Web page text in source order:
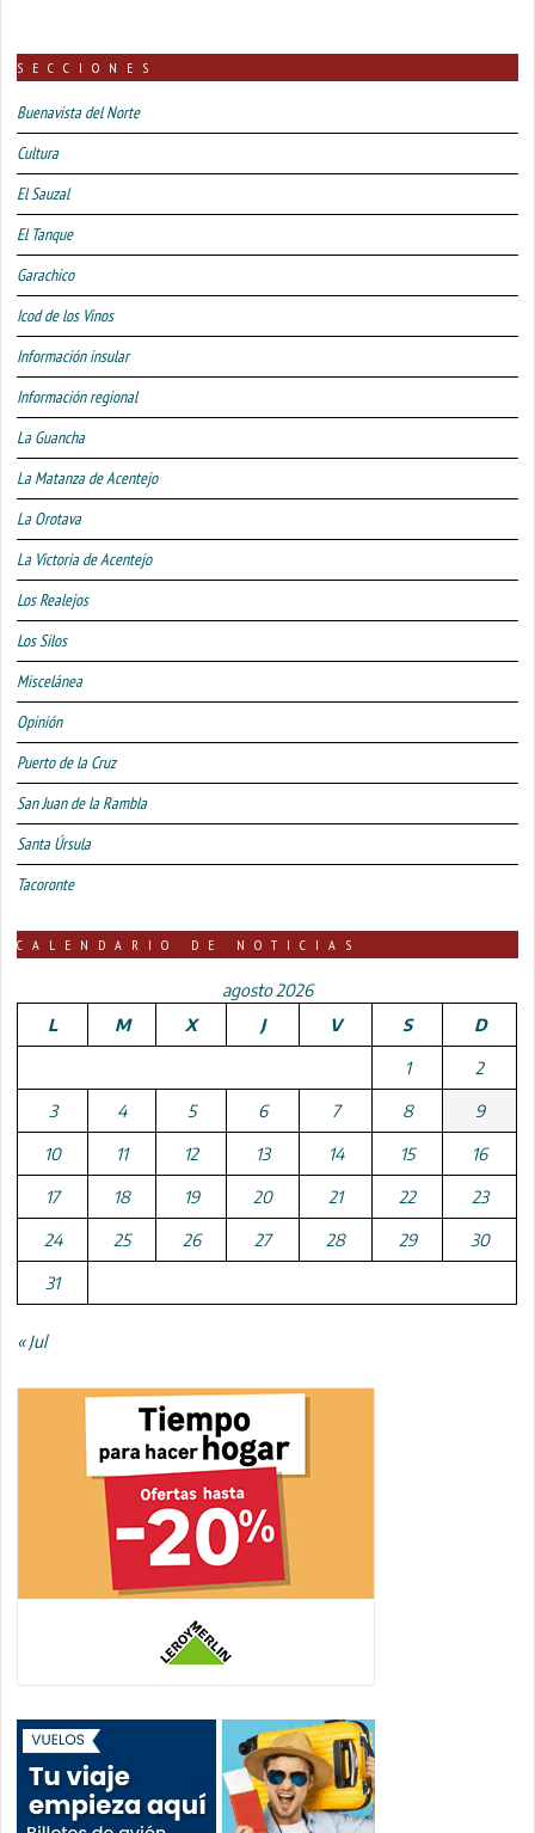
SECCIONES
Buenavista del Norte
Cultura
El Sauzal
El Tanque
Garachico
Icod de los Vinos
Información insular
Información regional
La Guancha
La Matanza de Acentejo
La Orotava
La Victoria de Acentejo
Los Realejos
Los Silos
Miscelánea
Opinión
Puerto de la Cruz
San Juan de la Rambla
Santa Úrsula
Tacoronte
CALENDARIO DE NOTICIAS
agosto 2026
L
M X J V S D
1 2
3 4 5 6 7 8 9
10 11 12 13 14 15 16
17 18 19 20 21 22 23
24 25 26 27 28 29 30
31
« Jul